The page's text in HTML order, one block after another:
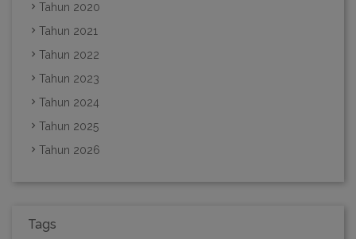
Tahun 2020
Tahun 2021
Tahun 2022
Tahun 2023
Tahun 2024
Tahun 2025
Tahun 2026
Tags